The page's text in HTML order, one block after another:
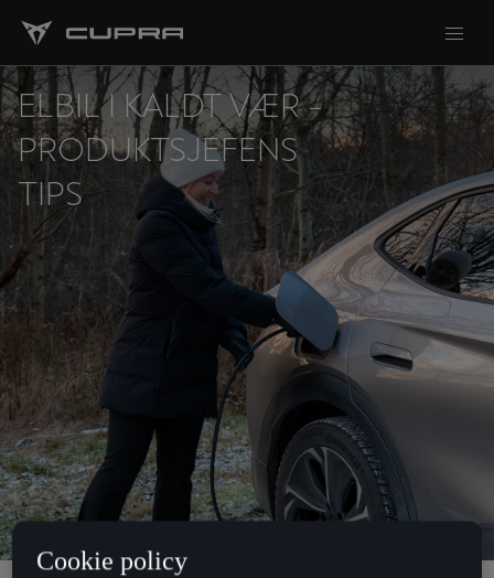
ELBIL I KALDT VÆR -
PRODUKTSJEFENS
TIPS
Cookie policy